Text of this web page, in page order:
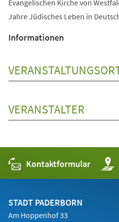
Evangelischen Kirche von
Jahre Jüdisches Leben in
Informationen
VERANSTALTER
Kontaktformular
in
STADT PADERBORN
Am Hoppenhof 33